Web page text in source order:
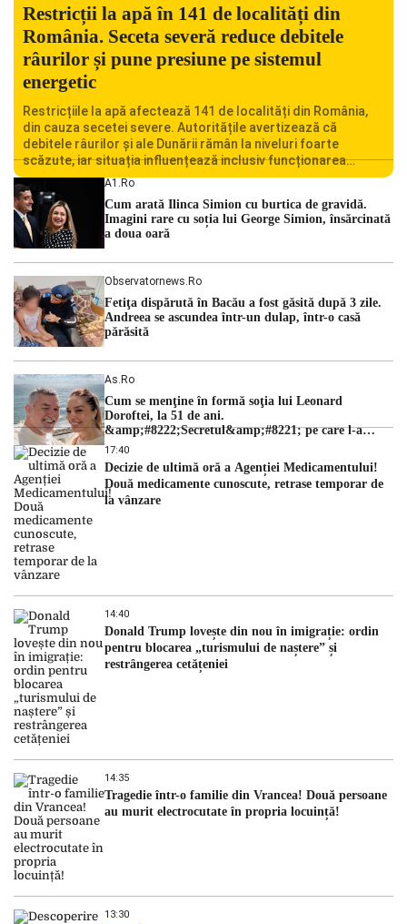
Restricții la apă în 141 de localități din
România. Seceta severă reduce debitele
râurilor și pune presiune pe sistemul
energetic
Restricțiile la apă afectează 141 de localități din România,
din cauza secetei severe. Autoritățile avertizează că
debitele râurilor și ale Dunării rămân la niveluri foarte
scăzute, iar situația influențează inclusiv funcționarea
Centralei Nucleare de la Cernavodă. România se confruntă
cu una dintre cele mai dificile perioade din punct de vedere
hidrologic din ultimii ani. Lipsa […]
A1.ro
Cum arată Ilinca Simion cu burtica de gravidă.
Imagini rare cu soția lui George Simion, însărcinată
a doua oară
Observatornews.ro
Fetiţa dispărută în Bacău a fost găsită după 3 zile.
Andreea se ascundea într-un dulap, într-o casă
părăsită
As.ro
Cum se menţine în formă soţia lui Leonard
Doroftei, la 51 de ani.
&amp;#8222;Secretul&amp;#8221; pe care l-a
dezvăluit
17:40
Decizie de ultimă oră a Agenției Medicamentului!
Două medicamente cunoscute, retrase temporar de
la vânzare
14:40
Donald Trump lovește din nou în imigrație: ordin
pentru blocarea „turismului de naștere” și
restrângerea cetățeniei
14:35
Tragedie într-o familie din Vrancea! Două persoane
au murit electrocutate în propria locuință!
13:30